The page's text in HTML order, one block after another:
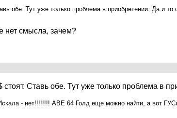
обе. Тут уже только проблема в приобретении. Да и то
нет смысла, зачем?
Ставь обе. Тут уже только проблема в
- нет!!!!!!!! АВЕ 64 Голд еще можно найти, а вот